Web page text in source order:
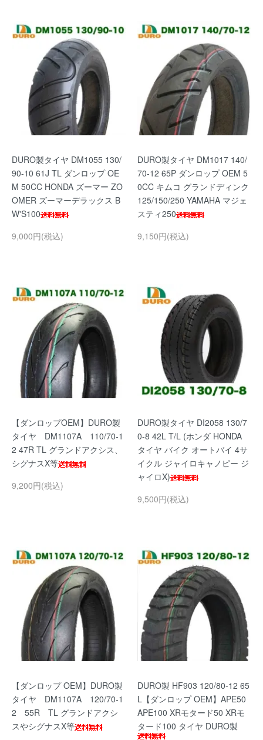
DURO製タイヤ DM1055 130/
90-10 61J TL ダンロップ OE
M 50CC HONDA ズーマー ZO
OMER ズーマーデラックス B
W'S100
9,000円(税込)
DURO製タイヤ DM1017 140/
70-12 65P ダンロップ OEM 5
0CC キムコ グランドディンク
125/150/250 YAMAHA マジェ
スティ250
9,150円(税込)
【ダンロップOEM】DURO製
タイヤ DM1107A 110/70-1
2 47R TL グランドアクシス、
シグナスX等
9,200円(税込)
DURO製タイヤ DI2058 130/7
0-8 42L T/L (ホンダ HONDA
タイヤ バイク オートバイ 4サ
イクル ジャイロキャノピー ジ
ャイロX)
9,500円(税込)
【ダンロップ OEM】DURO製
タイヤ DM1107A 120/70-1
2 55R TL グランドアクシ
スやシグナスX等
DURO製 HF903 120/80-12 65
L【ダンロップ OEM】APE50
APE100 XRモタード50 XRモ
タード100 タイヤ DURO製